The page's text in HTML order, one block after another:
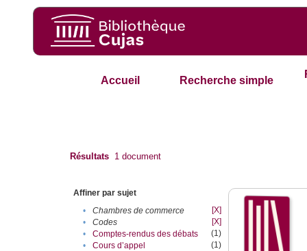
Accueil Recherche simple
Résultats 1 document
Affiner par sujet
•
Chambres de commerce
[X]
•
Codes
[X]
•
Comptes-rendus des débats
(1)
•
Cours d’appel
(1)